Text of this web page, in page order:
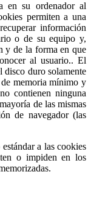
en su ordenador al
permiten a una
información
o de su equipo y,
y de la forma en que
al usuario.. El
disco duro solamente
memoria mínimo y
contienen ninguna
de las mismas
de navegador (las
a las cookies
o impiden en los